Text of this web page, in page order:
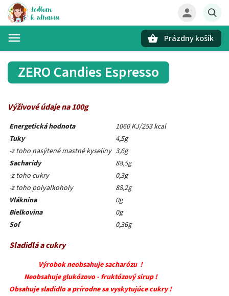
Prázdny košík
ZERO Candies Espresso
Výživové údaje na 100g
Energetická hodnota
1060 KJ/253 kcal
Tuky
4,5g
-z toho nasýtené mastné kyseliny 3,6g
Sacharidy
88,5g
-z toho cukry
0,3g
-z toho polyalkoholy
88,2g
Vláknina
0g
Bielkovina
0g
Soľ
0,36g
Sladidlá a cukry
Výrobok neobsahuje sacharózu !
Neobsahuje glukózovo - fruktózový sirup !
Obsahuje sladidlo a prírodne sa vyskytujúce cukry !